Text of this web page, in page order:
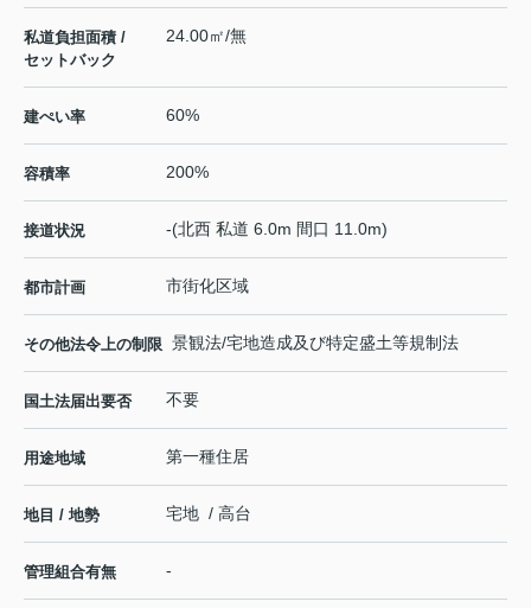
私道負担面積 /
セットバック
24.00㎡/無
建ぺい率 60%
容積率 200%
接道状況 -(北西 私道 6.0m 間口 11.0m)
都市計画 市街化区域
その他法令上の制限 景観法/宅地造成及び特定盛土等規制法
国土法届出要否 不要
用途地域 第一種住居
地目 / 地勢 宅地 / 高台
管理組合有無 -